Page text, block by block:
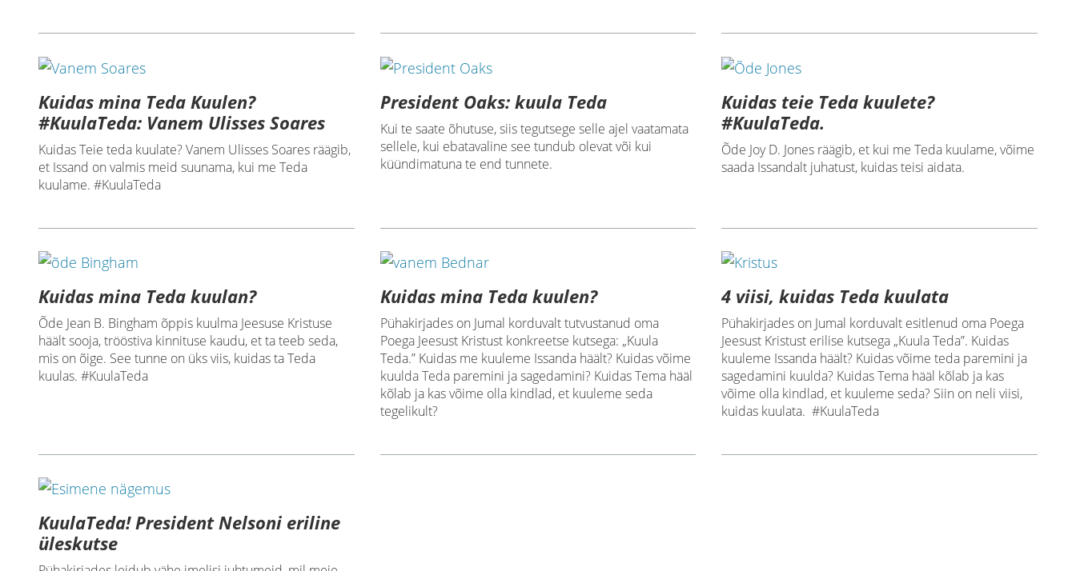
Kuidas mina Teda Kuulen?
#KuulaTeda: Vanem Ulisses Soares
Kuidas Teie teda kuulate? Vanem Ulisses Soares räägib,
et Issand on valmis meid suunama, kui me Teda
kuulame. #KuulaTeda
President Oaks: kuula Teda
Kui te saate õhutuse, siis tegutsege selle ajel vaatamata
sellele, kui ebatavaline see tundub olevat või kui
küündimatuna te end tunnete.
Kuidas teie Teda kuulete?
#KuulaTeda.
Õde Joy D. Jones räägib, et kui me Teda kuulame, võime
saada Issandalt juhatust, kuidas teisi aidata.
Kuidas mina Teda kuulan?
Õde Jean B. Bingham õppis kuulma Jeesuse Kristuse
häält sooja, trööstiva kinnituse kaudu, et ta teeb seda,
mis on õige. See tunne on üks viis, kuidas ta Teda
kuulas. #KuulaTeda
Kuidas mina Teda kuulen?
Pühakirjades on Jumal korduvalt tutvustanud oma
Poega Jeesust Kristust konkreetse kutsega: „Kuula
Teda.” Kuidas me kuuleme Issanda häält? Kuidas võime
kuulda Teda paremini ja sagedamini? Kuidas Tema hääl
kõlab ja kas võime olla kindlad, et kuuleme seda
tegelikult?
4 viisi, kuidas Teda kuulata
Pühakirjades on Jumal korduvalt esitlenud oma Poega
Jeesust Kristust erilise kutsega „Kuula Teda”. Kuidas
kuuleme Issanda häält? Kuidas võime teda paremini ja
sagedamini kuulda? Kuidas Tema hääl kõlab ja kas
võime olla kindlad, et kuuleme seda? Siin on neli viisi,
kuidas kuulata. #KuulaTeda
KuulaTeda! President Nelsoni eriline
üleskutse